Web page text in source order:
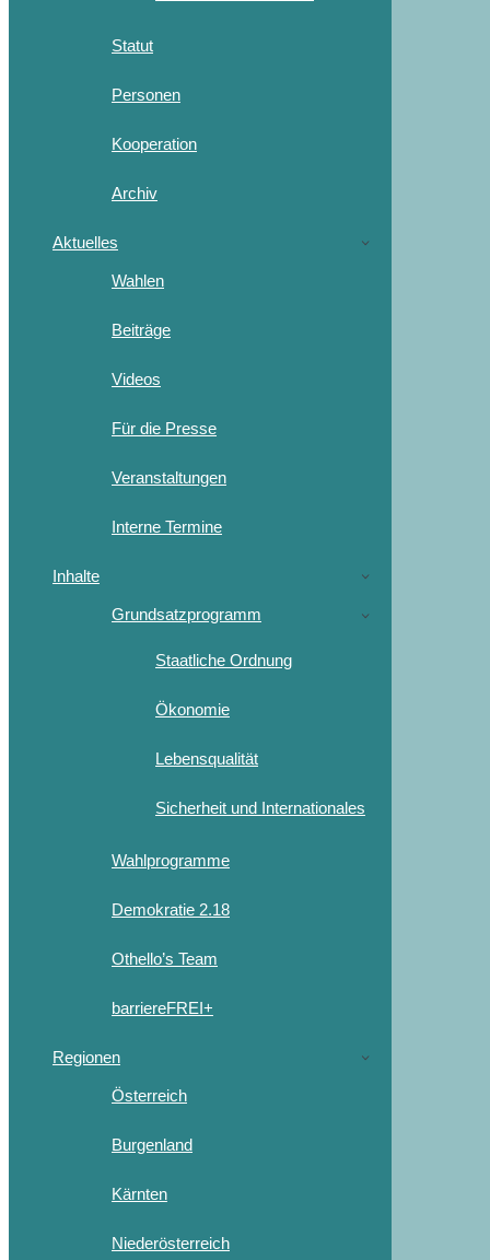
Statut
Personen
Kooperation
Archiv
Aktuelles
Wahlen
Beiträge
Videos
Für die Presse
Veranstaltungen
Interne Termine
Inhalte
Grundsatzprogramm
Staatliche Ordnung
Ökonomie
Lebensqualität
Sicherheit und Internationales
Wahlprogramme
Demokratie 2.18
Othello’s Team
barriereFREI+
Regionen
Österreich
Burgenland
Kärnten
Niederösterreich